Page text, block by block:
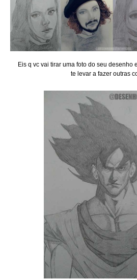
Eis q vc vai tirar uma foto do seu desenho
te levar a fazer outras